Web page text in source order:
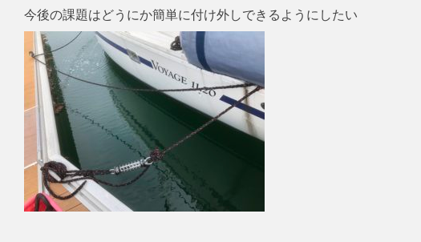
今後の課題はどうにか簡単に付け外しできるようにしたい